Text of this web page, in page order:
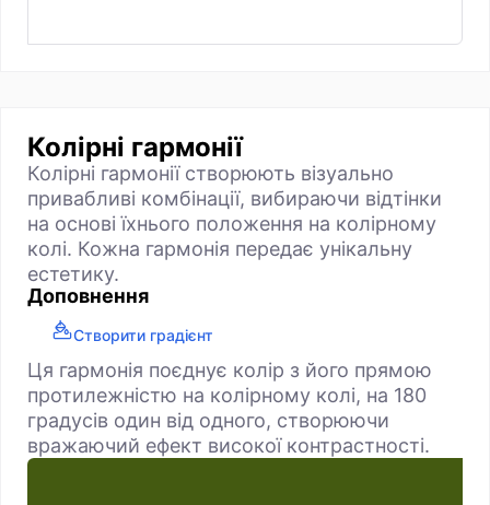
Колірні гармонії
Колірні гармонії створюють візуально
привабливі комбінації, вибираючи відтінки
на основі їхнього положення на колірному
колі. Кожна гармонія передає унікальну
естетику.
Доповнення
Створити градієнт
Ця гармонія поєднує колір з його прямою
протилежністю на колірному колі, на 180
градусів один від одного, створюючи
вражаючий ефект високої контрастності.